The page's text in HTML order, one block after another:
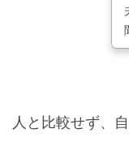
人と比較せず、